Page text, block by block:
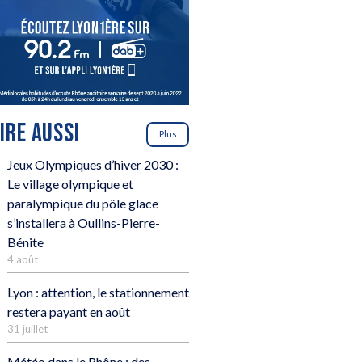
AUSSI Plus
Jeux Olympiques d’hiver 2030 :
Le village olympique et
paralympique du pôle glace
s’installera à Oullins-Pierre-
Bénite
4 août
Lyon : attention, le stationnement
restera payant en août
31 juillet